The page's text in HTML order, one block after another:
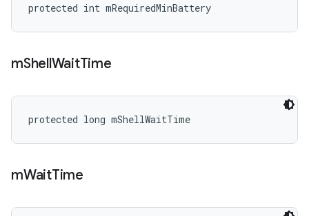
protected int mRequiredMinBattery
mShellWaitTime
protected long mShellWaitTime
mWaitTime